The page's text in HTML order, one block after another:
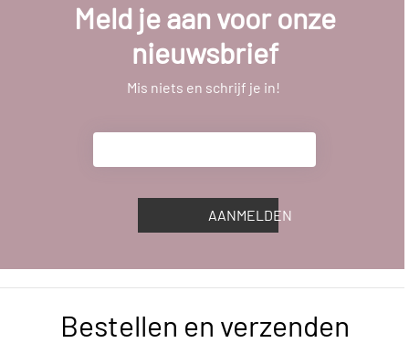
Meld je aan voor onze
nieuwsbrief
Mis niets en schrijf je in!
AANMELDEN
Bestellen en verzenden